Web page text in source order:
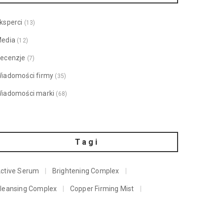
(13)
(12)
(7)
firmy (35)
marki (68)
Tagi
Serum Brightening Complex
Complex Copper Firming Mist